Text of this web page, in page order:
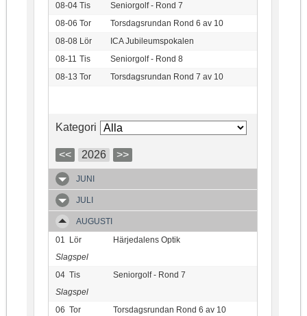
08-04 Tis
Seniorgolf - Rond 7
08-06 Tor
Torsdagsrundan Rond 6 av 10
08-08 Lör
ICA Jubileumspokalen
08-11 Tis
Seniorgolf - Rond 8
08-13 Tor Torsdagsrundan Rond 7 av 10
Kategori
<< 2026 >>
JUNI
JULI
AUGUSTI
01
Lör
Härjedalens Optik
Slagspel
04 Tis
Seniorgolf - Rond 7
Slagspel
06 Tor
Torsdagsrundan Rond 6 av 10